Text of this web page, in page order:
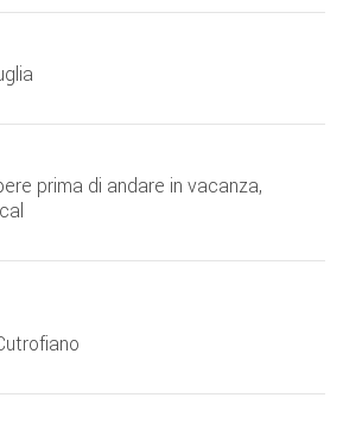
prima di andare in vacanza,